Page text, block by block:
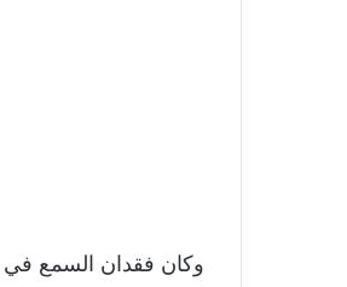
وكان فقدان السمع في